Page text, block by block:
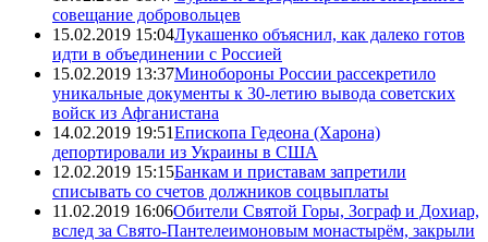
совещание добровольцев
15.02.2019 15:04Лукашенко объяснил, как далеко готов
идти в объединении с Россией
15.02.2019 13:37Минобороны России рассекретило
уникальные документы к 30-летию вывода советских
войск из Афганистана
14.02.2019 19:51Епископа Гедеона (Харона)
депортировали из Украины в США
12.02.2019 15:15Банкам и приставам запретили
списывать со счетов должников соцвыплаты
11.02.2019 16:06Обители Святой Горы, Зограф и Дохиар,
вслед за Свято-Пантелеимоновым монастырём, закрыли